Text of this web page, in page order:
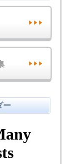
ー